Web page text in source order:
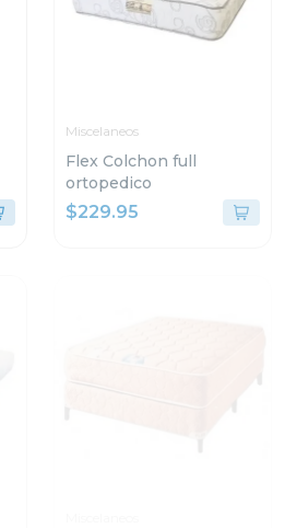
Miscelaneos
Flex Colchon full
ortopedico
$229.95